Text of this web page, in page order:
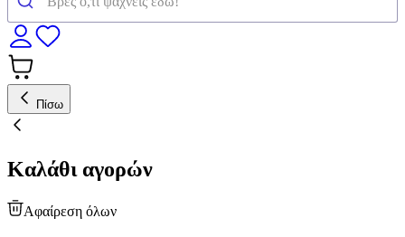
Πίσω
Καλάθι αγορών
Αφαίρεση όλων